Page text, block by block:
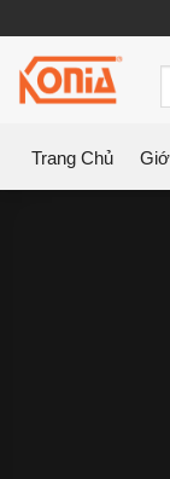
content
Trang Chủ